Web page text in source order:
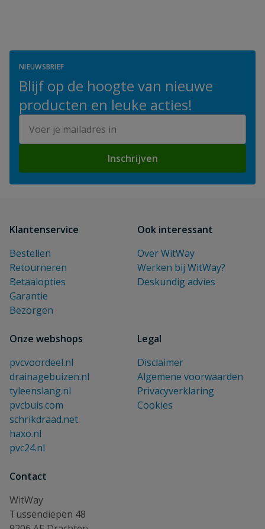
NIEUWSBRIEF
Blijf op de hoogte van nieuwe
producten en leuke acties!
Inschrijven
Klantenservice
Bestellen
Retourneren
Betaalopties
Garantie
Bezorgen
Ook interessant
Over WitWay
Werken bij WitWay?
Deskundig advies
Onze webshops
pvcvoordeel.nl
drainagebuizen.nl
tyleenslang.nl
pvcbuis.com
schrikdraad.net
haxo.nl
pvc24.nl
Legal
Disclaimer
Algemene voorwaarden
Privacyverklaring
Cookies
Contact
WitWay
Tussendiepen 48